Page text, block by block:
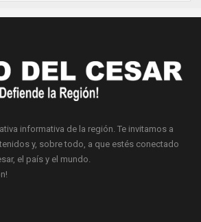
informativa de la región. Te invitamos a
y, sobre todo, a que estés conectado
el país y el mundo.